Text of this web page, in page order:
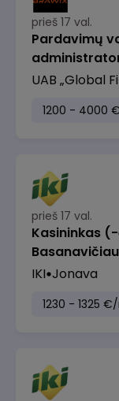
prieš 17 val.
Pardavimų
UAB „Global
1200 - 4000
prieš 17 val.
Kasininkas
IKI Jonava
1230 - 1325